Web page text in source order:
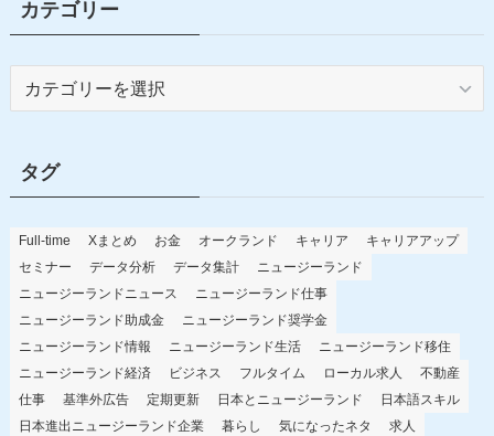
カテゴリー
ー
タグ
Full-time Xまとめ お金 オークランド キャリア
キャリアアップ
セミナー
データ分析 データ集計
ニュージーランド
ニュージーランドニュース
ニュージーランド仕事
ニュージーランド助成金
ニュージーランド奨学金
ニュージーランド情報
ニュージーランド生活
ニュージーランド移住
ニュージーランド経済
ビジネス フルタイム ローカル求人
不動産
仕事
基準外広告 定期更新 日本とニュージーランド
日本語スキル
日本進出ニュージーランド企業
暮らし 気になったネタ
求人